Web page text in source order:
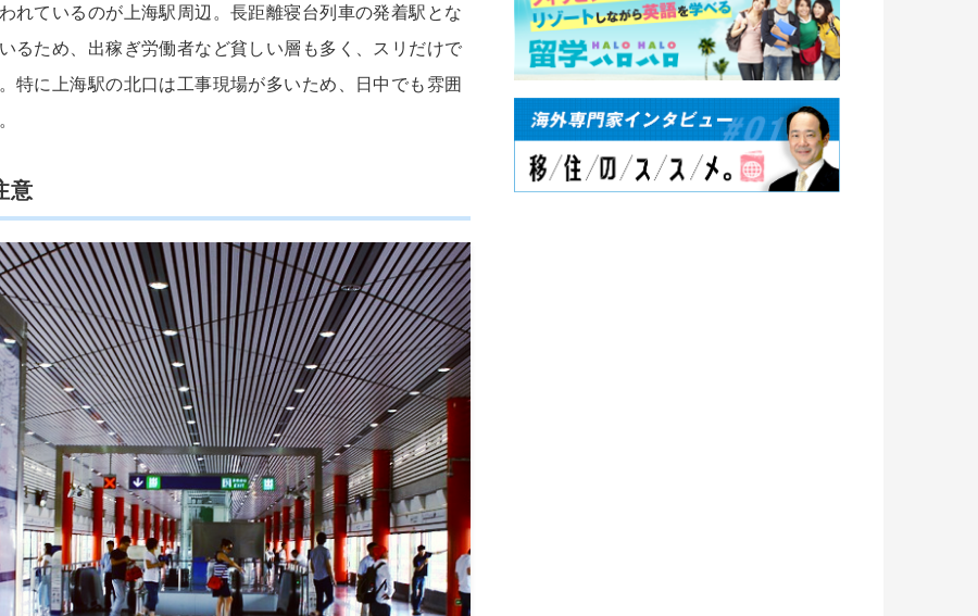
れているのが上海駅周辺。長距離寝台列車の発着駅とな
るため、出稼ぎ労働者など貧しい層も多く、スリだけで
特に上海駅の北口は工事現場が多いため、日中でも雰囲
意